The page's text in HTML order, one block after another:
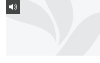
Հայերեն